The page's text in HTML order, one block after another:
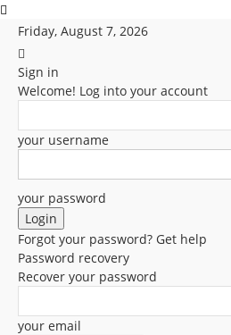
Friday, August 7, 2026
Sign in
Welcome! Log into your account
your username
your password
Forgot your password? Get help
Password recovery
Recover your password
your email